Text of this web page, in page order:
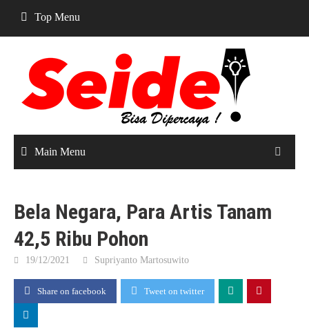
content
Top Menu
Main Menu
Bela Negara, Para Artis Tanam
42,5 Ribu Pohon
19/12/2021 Supriyanto Martosuwito
Share on facebook Tweet on twitter